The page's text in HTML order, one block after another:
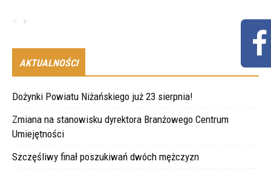
AKTUALNOŚCI
Dożynki Powiatu Niżańskiego już 23 sierpnia!
Zmiana na stanowisku dyrektora Branżowego Centrum
Umiejętności
Szczęśliwy finał poszukiwań dwóch mężczyzn